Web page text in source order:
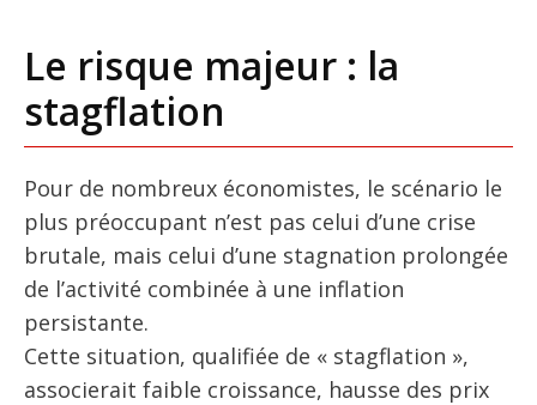
Le risque majeur : la
stagflation
Pour de nombreux économistes, le scénario le
plus préoccupant n’est pas celui d’une crise
brutale, mais celui d’une stagnation prolongée
de l’activité combinée à une inflation
persistante.
Cette situation, qualifiée de « stagflation »,
associerait faible croissance, hausse des prix